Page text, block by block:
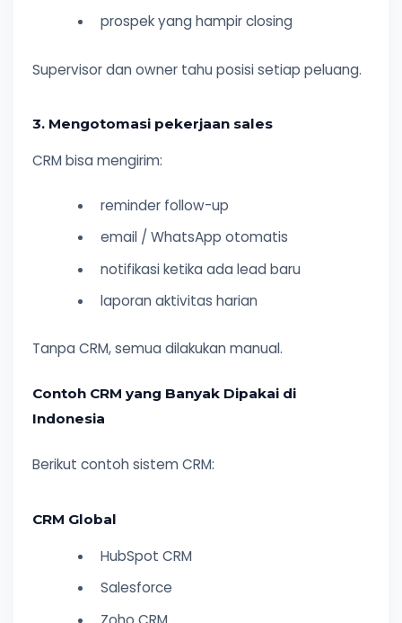
prospek yang hampir closing
Supervisor dan owner tahu posisi setiap peluang.
3. Mengotomasi pekerjaan sales
CRM bisa mengirim:
reminder follow-up
email / WhatsApp otomatis
notifikasi ketika ada lead baru
laporan aktivitas harian
Tanpa CRM, semua dilakukan manual.
Contoh CRM yang Banyak Dipakai di
Indonesia
Berikut contoh sistem CRM:
CRM Global
HubSpot CRM
Salesforce